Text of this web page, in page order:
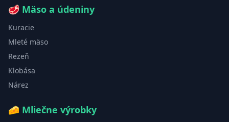
🥩 Mäso a údeniny
Kuracie
Mleté mäso
Rezeň
Klobása
Nárez
🧀 Mliečne výrobky